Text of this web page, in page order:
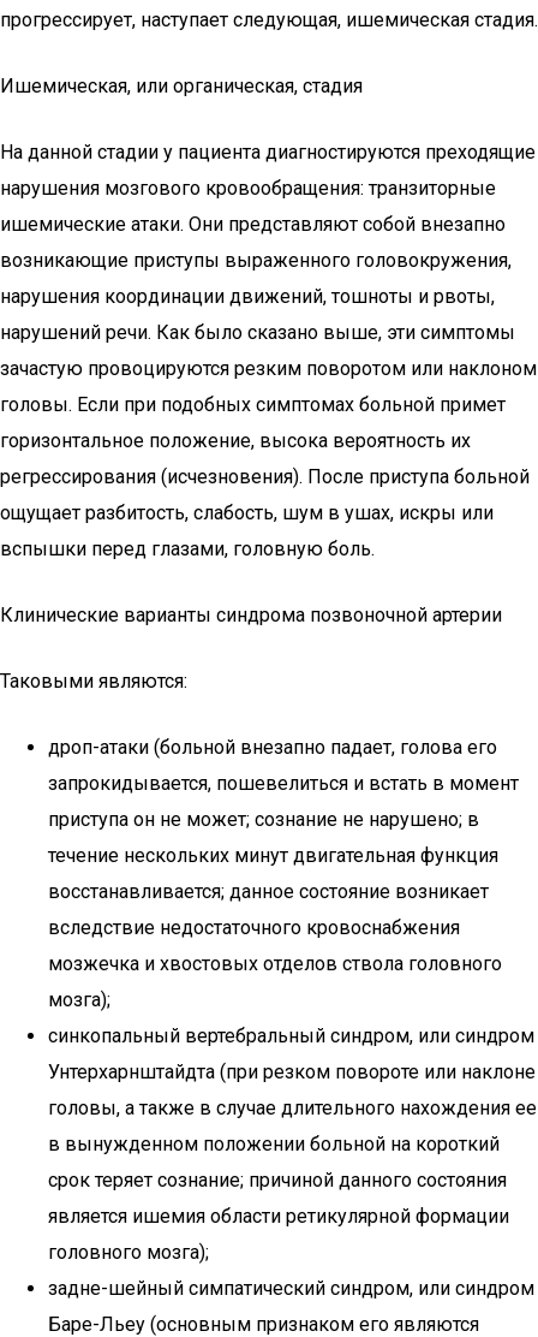
прогрессирует, наступает следующая, ишемическая стадия.
Ишемическая, или органическая, стадия
На данной стадии у пациента диагностируются преходящие
нарушения мозгового кровообращения: транзиторные
ишемические атаки. Они представляют собой внезапно
возникающие приступы выраженного головокружения,
нарушения координации движений, тошноты и рвоты,
нарушений речи. Как было сказано выше, эти симптомы
зачастую провоцируются резким поворотом или наклоном
головы. Если при подобных симптомах больной примет
горизонтальное положение, высока вероятность их
регрессирования (исчезновения). После приступа больной
ощущает разбитость, слабость, шум в ушах, искры или
вспышки перед глазами, головную боль.
Клинические варианты синдрома позвоночной артерии
Таковыми являются:
дроп-атаки (больной внезапно падает, голова его
запрокидывается, пошевелиться и встать в момент
приступа он не может; сознание не нарушено; в
течение нескольких минут двигательная функция
восстанавливается; данное состояние возникает
вследствие недостаточного кровоснабжения
мозжечка и хвостовых отделов ствола головного
мозга);
синкопальный вертебральный синдром, или синдром
Унтерхарнштайдта (при резком повороте или наклоне
головы, а также в случае длительного нахождения ее
в вынужденном положении больной на короткий
срок теряет сознание; причиной данного состояния
является ишемия области ретикулярной формации
головного мозга);
задне-шейный симпатический синдром, или синдром
Баре-Льеу (основным признаком его являются